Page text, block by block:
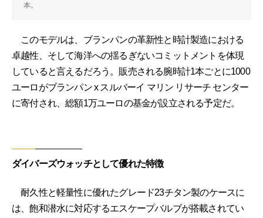
本。
このモデルは、ブランパンの革新性と時計製造における
卓越性、そして海洋への揺るぎないコミットメントを体現
していると言えるだろう。販売される腕時計1本ごとに1000
ユーロがブランパン x スルバーイ マリン リサーチ センター
に寄付され、総額1万ユーロの基金が設立される予定だ。
ダイバーズウォッチとして優れた特徴
耐久性と軽量性に優れたグレード23チタン製のケースに
は、飽和潜水に対応するエスケープバルブが搭載されてい